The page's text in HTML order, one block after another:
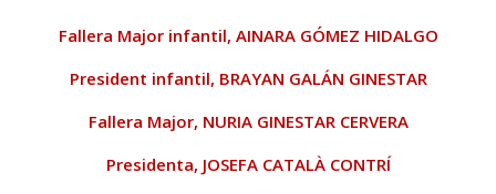
Fallera Major infantil, AINARA GÓMEZ HIDALGO
President infantil, BRAYAN GALÁN GINESTAR
Fallera Major, NURIA GINESTAR CERVERA
Presidenta, JOSEFA CATALÀ CONTRÍ